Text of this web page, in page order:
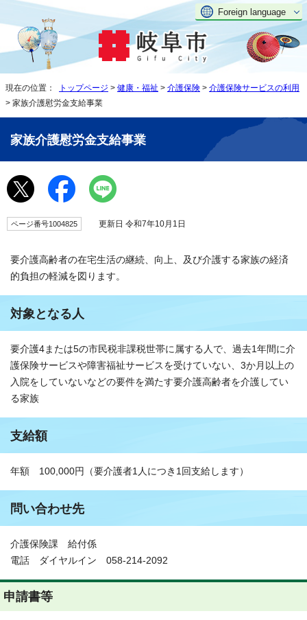
Foreign language
現在の位置： トップページ > 健康・福祉 > 介護保険 > 介護保険サービスの利用
> 家族介護慰労金支給事業
家族介護慰労金支給事業
ページ番号1004825 更新日 令和7年10月1日
要介護高齢者の在宅生活の継続、向上、及び介護する家族の経済
的負担の軽減を図ります。
対象となる人
要介護4または5の市民税非課税世帯に属する人で、過去1年間に介
護保険サービスや障害福祉サービスを受けていない、3か月以上の
入院をしていないなどの要件を満たす要介護高齢者を介護してい
る家族
支給額
年額 100,000円（要介護者1人につき1回支給します）
問い合わせ先
介護保険課 給付係
電話 ダイヤルイン 058-214-2092
申請書等